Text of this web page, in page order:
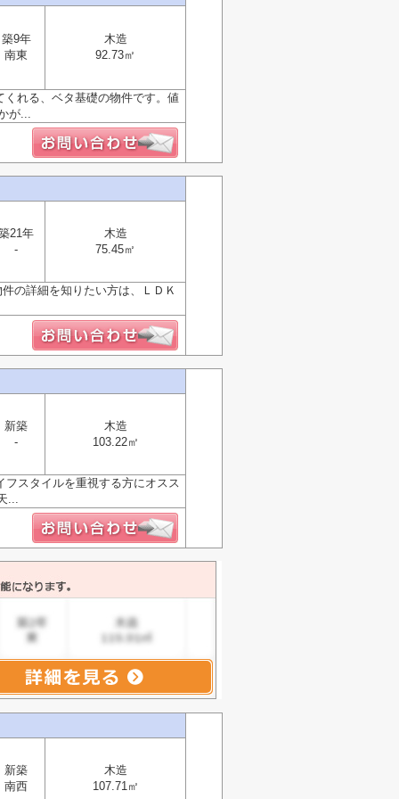
築9年
南東
木造
92.73㎡
れる、ベタ基礎の物件です。値
が...
21年
-
木造
75.45㎡
の詳細を知りたい方は、ＬＤＫ
新築
-
木造
103.22㎡
スタイルを重視する方にオスス
...
新築
南西
木造
107.71㎡